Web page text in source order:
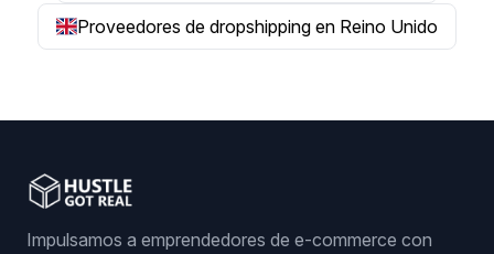
Proveedores de dropshipping en Reino Unido
Impulsamos a emprendedores de e-commerce con